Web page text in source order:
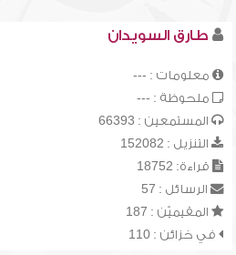
طارق السويدان
معلومات : ---
ملحوظة : ---
المستمعين : 66393
التنزيل : 152082
قراءة: 18752
الرسائل : 57
المقيميّن : 187
في خزائن : 110